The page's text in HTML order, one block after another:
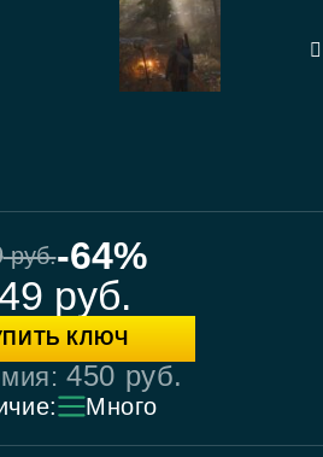
руб.-64%
руб.
КЛЮЧ
450 руб.
Много